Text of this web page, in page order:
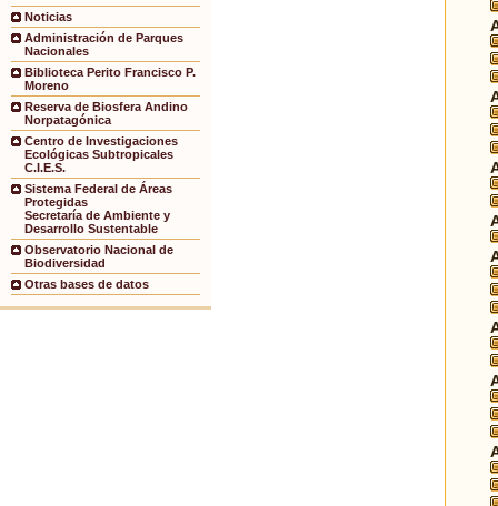
Noticias
Administración de Parques
Nacionales
Biblioteca Perito Francisco P.
Moreno
Reserva de Biosfera Andino
Norpatagónica
Centro de Investigaciones
Ecológicas Subtropicales
C.I.E.S.
Sistema Federal de Áreas
Protegidas
Secretaría de Ambiente y
Desarrollo Sustentable
Observatorio Nacional de
Biodiversidad
Otras bases de datos